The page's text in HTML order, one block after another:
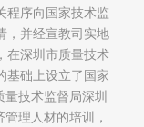
程序向国家技术监
，并经宣教司实地
在深圳市质量技术
基础上设立了国家
技术监督局深圳
理人材的培训，